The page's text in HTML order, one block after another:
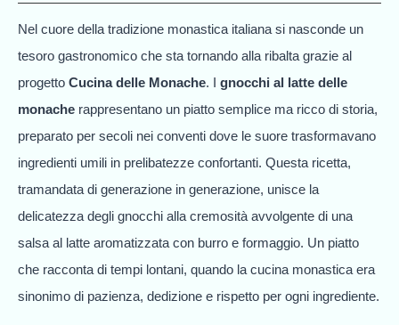
Nel cuore della tradizione monastica italiana si nasconde un
tesoro gastronomico che sta tornando alla ribalta grazie al
progetto Cucina delle Monache. I gnocchi al latte delle
monache rappresentano un piatto semplice ma ricco di storia,
preparato per secoli nei conventi dove le suore trasformavano
ingredienti umili in prelibatezze confortanti. Questa ricetta,
tramandata di generazione in generazione, unisce la
delicatezza degli gnocchi alla cremosità avvolgente di una
salsa al latte aromatizzata con burro e formaggio. Un piatto
che racconta di tempi lontani, quando la cucina monastica era
sinonimo di pazienza, dedizione e rispetto per ogni ingrediente.